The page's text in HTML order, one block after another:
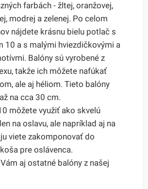
farbách - žltej, oranžovej,
modrej a zelenej. Po celom
nájdete krásnu bielu potlač s
10 a s malými hviezdičkovými a
Balóny sú vyrobené z
takže ich môžete nafúkať
ale aj héliom. Tieto balóny
na cca 30 cm.
môžete využiť ako skvelú
na oslavu, ale napríklad aj na
viete zakomponovať do
pre oslávenca.
aj ostatné balóny z našej